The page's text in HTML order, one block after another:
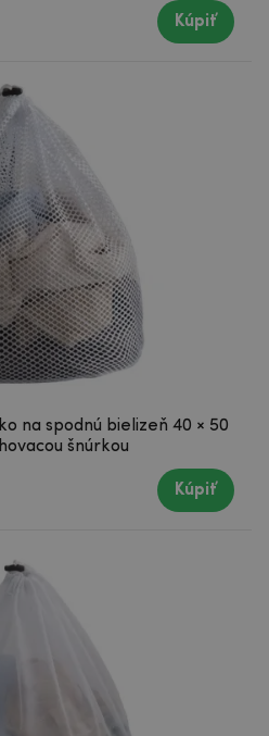
Kúpiť
na spodnú bielizeň 40 × 50
šnúrkou
Kúpiť